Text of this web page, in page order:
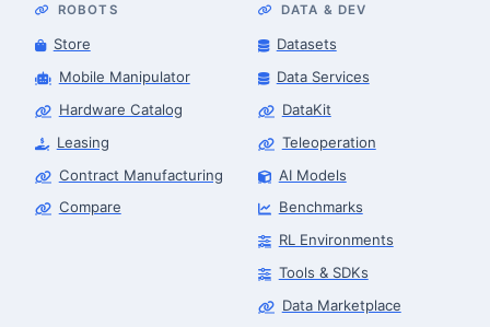
ROBOTS
Store
Mobile Manipulator
Hardware Catalog
Leasing
Contract Manufacturing
Compare
DATA & DEV
Datasets
Data Services
DataKit
Teleoperation
AI Models
Benchmarks
RL Environments
Tools & SDKs
Data Marketplace